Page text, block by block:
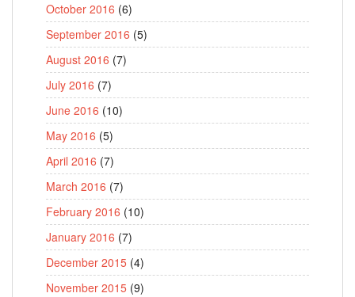
October 2016 (6)
September 2016 (5)
August 2016 (7)
July 2016 (7)
June 2016 (10)
May 2016 (5)
April 2016 (7)
March 2016 (7)
February 2016 (10)
January 2016 (7)
December 2015 (4)
November 2015 (9)